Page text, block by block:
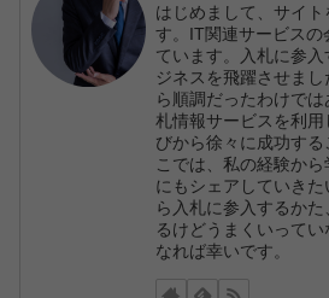
はじめまして、サイ
す。IT関連サービスの
ています。入札に参
ジネスを飛躍させま
ら順調だったわけで
札情報サービスを利
びから徐々に成功す
こでは、私の経験か
にもシェアしていき
ら入札に参入するか
るけどうまくいって
なれば幸いです。